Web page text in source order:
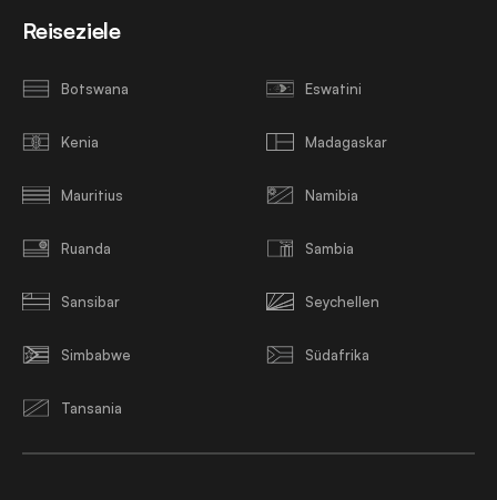
Reiseziele
Botswana Eswatini
Kenia Madagaskar
Mauritius Namibia
Ruanda Sambia
Sansibar Seychellen
Simbabwe Südafrika
Tansania